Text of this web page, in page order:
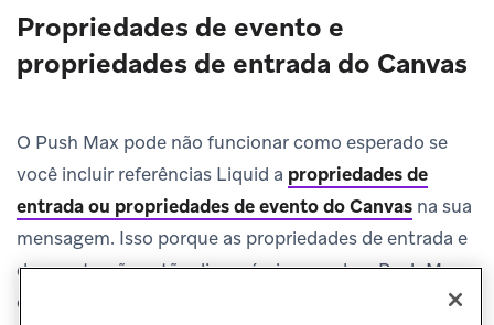
Propriedades de evento e
propriedades de entrada do Canvas
O Push Max pode não funcionar como esperado se
você incluir referências Liquid a propriedades de
entrada ou propriedades de evento do Canvas na sua
mensagem. Isso porque as propriedades de entrada e
de evento não estão disponíveis quando o Push Max
está tentando reenviar a mensagem.